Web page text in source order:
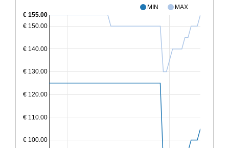
MIN MAX
€ 100.00
€ 110.00
€ 120.00
€ 130.00
€ 140.00
€ 150.00
€ 155.00